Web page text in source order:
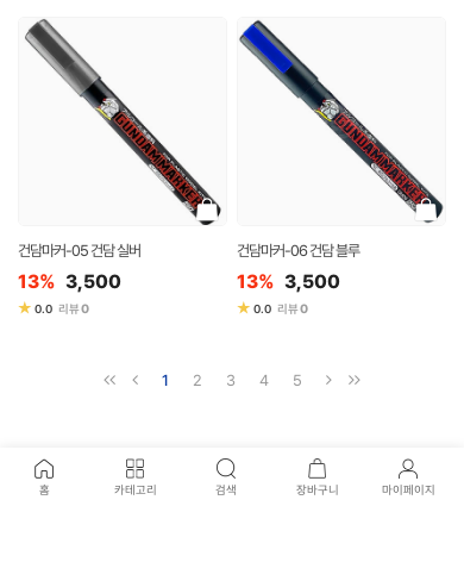
홈 카테고리 검색 장바구니 마이페이지
건담마커-05 건담 실버
13% 3,500
★ 0.0 리뷰0
건담마커-06 건담 블루
13% 3,500
★ 0.0 리뷰0
1 2 3 4 5
개인정보처리방침 이용약관